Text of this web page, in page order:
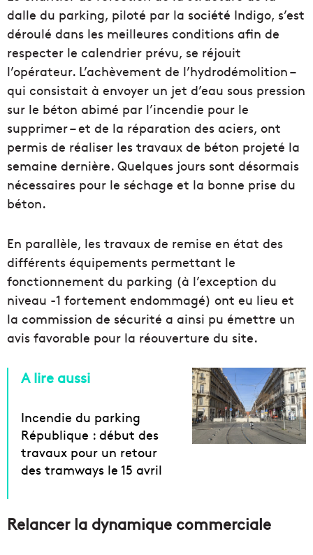
dalle du parking, piloté par la société Indigo, s’est
déroulé dans les meilleures conditions afin de
respecter le calendrier prévu, se réjouit
l’opérateur. L’achèvement de l’hydrodémolition –
qui consistait à envoyer un jet d’eau sous pression
sur le béton abimé par l’incendie pour le
supprimer – et de la réparation des aciers, ont
permis de réaliser les travaux de béton projeté la
semaine dernière. Quelques jours sont désormais
nécessaires pour le séchage et la bonne prise du
béton.
En parallèle, les travaux de remise en état des
différents équipements permettant le
fonctionnement du parking (à l’exception du
niveau -1 fortement endommagé) ont eu lieu et
la commission de sécurité a ainsi pu émettre un
avis favorable pour la réouverture du site.
A lire aussi
Incendie du parking
République : début des
travaux pour un retour
des tramways le 15 avril
Relancer la dynamique commerciale